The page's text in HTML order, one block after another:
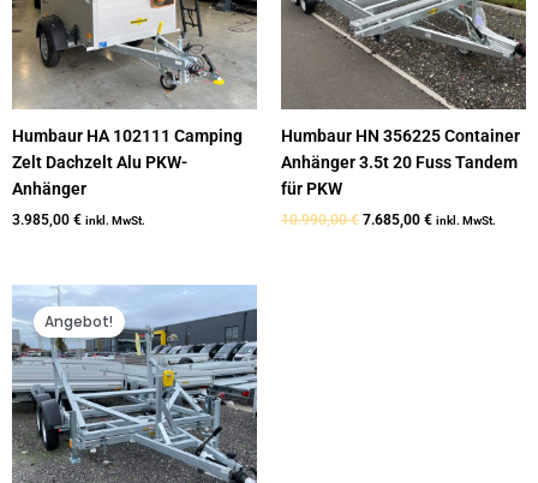
Humbaur HA 102111 Camping
Zelt Dachzelt Alu PKW-
Anhänger
3.985,00 € inkl. MwSt.
Humbaur HN 356225 Container
Anhänger 3.5t 20 Fuss Tandem
für PKW
10.990,00€ 7.685,00 € inkl. MwSt.
Angebot!
Ursprünglicher
Preis
war:
10.990,00 €
Aktueller
ist:
9.185,00 €.